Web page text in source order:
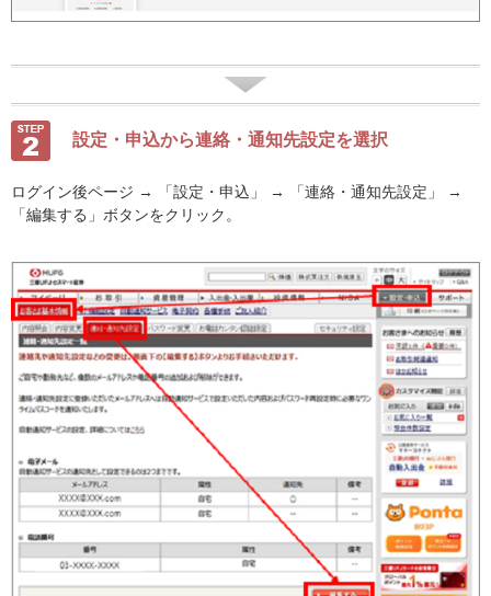
設定・申込から連絡・通知先設定を選択
ログイン後ページ → 「設定・申込」 → 「連絡・通知先設定」 →
「編集する」ボタンをクリック。